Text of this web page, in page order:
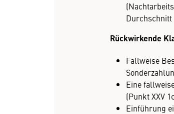
Durchschnitt
Rückwirkende
Fallweise
Eine
(Punkt XXV
Einführung